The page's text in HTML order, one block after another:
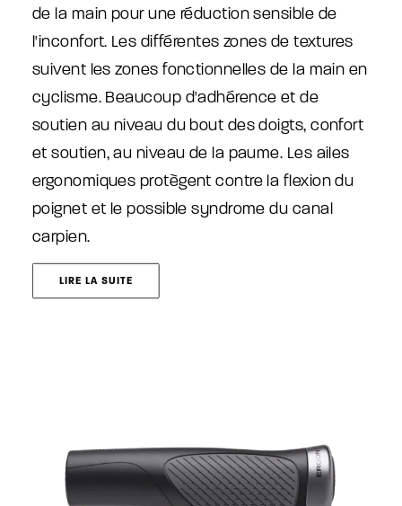
de la main pour une réduction sensible de
l'inconfort. Les différentes zones de textures
suivent les zones fonctionnelles de la main en
cyclisme. Beaucoup d'adhérence et de
soutien au niveau du bout des doigts, confort
et soutien, au niveau de la paume. Les ailes
ergonomiques protègent contre la flexion du
poignet et le possible syndrome du canal
carpien.
LIRE LA SUITE